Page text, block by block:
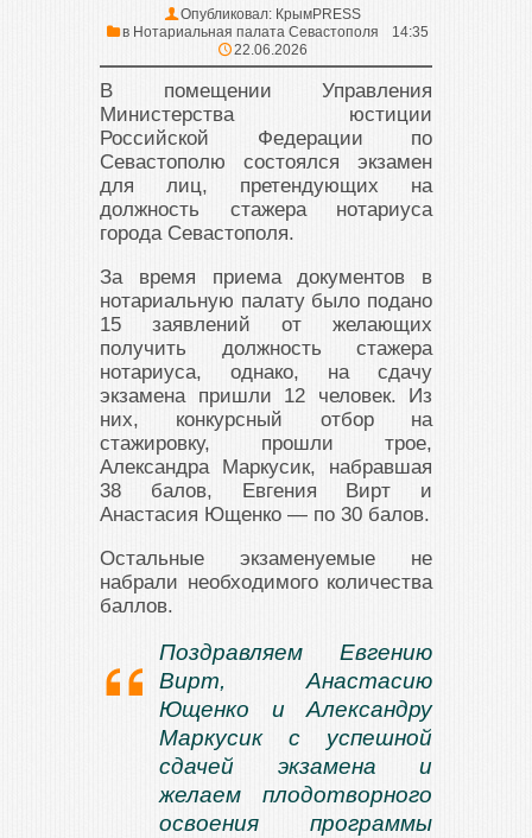
Опубликовал: КрымPRESS
в Нотариальная палата Севастополя
14:35
22.06.2026
В помещении Управления
Министерства юстиции
Российской Федерации по
Севастополю состоялся экзамен
для лиц, претендующих на
должность стажера нотариуса
города Севастополя.
За время приема документов в
нотариальную палату было подано
15 заявлений от желающих
получить должность стажера
нотариуса, однако, на сдачу
экзамена пришли 12 человек. Из
них, конкурсный отбор на
стажировку, прошли трое,
Александра Маркусик, набравшая
38 балов, Евгения Вирт и
Анастасия Ющенко — по 30 балов.
Остальные экзаменуемые не
набрали необходимого количества
баллов.
Поздравляем Евгению
Вирт, Анастасию
Ющенко и Александру
Маркусик с успешной
сдачей экзамена и
желаем плодотворного
освоения программы